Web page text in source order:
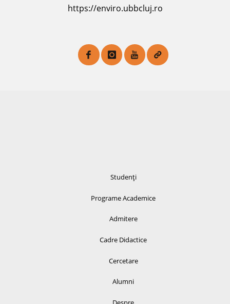
https://enviro.ubbcluj.ro
Studenți
Programe Academice
Admitere
Cadre Didactice
Cercetare
Alumni